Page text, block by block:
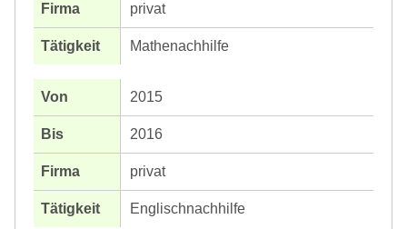
privat
Mathenachhilfe
2015
2016
privat
Englischnachhilfe